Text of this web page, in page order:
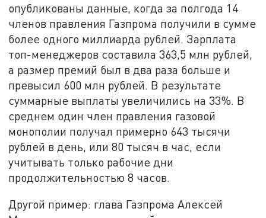
опубликованы данные, когда за полгода 14
членов правления Газпрома получили в сумме
более одного миллиарда рублей. Зарплата
топ-менеджеров составила 363,5 млн рублей,
а размер премий был в два раза больше и
превысил 600 млн рублей. В результате
суммарные выплаты увеличились на 33%. В
среднем один член правления газовой
монополии получал примерно 643 тысячи
рублей в день, или 80 тысяч в час, если
учитывать только рабочие дни
продолжительностью 8 часов.
Другой пример: глава Газпрома Алексей